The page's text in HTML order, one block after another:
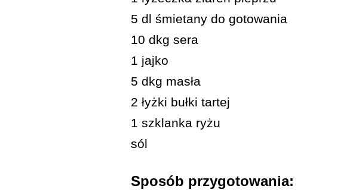
5 dl śmietany do gotowania
10 dkg sera
1 jajko
5 dkg masła
2 łyżki bułki tartej
1 szklanka ryżu
sól
Sposób przygotowania: